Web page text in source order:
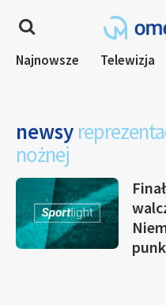
Najnowsze Telewizja
newsy
nożnej